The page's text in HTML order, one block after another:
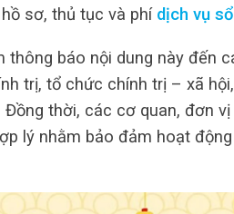
sơ, thủ tục và phí dịch vụ
báo nội dung này đến
trị, tổ chức chính trị – xã
thời, các cơ quan, đơn
lý nhằm bảo đảm hoạt